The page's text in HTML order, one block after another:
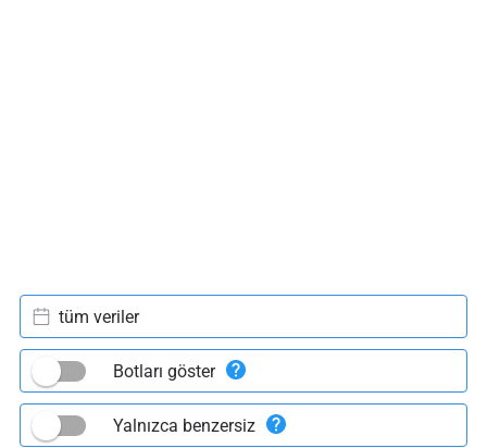
tüm veriler
Botları göster
Yalnızca benzersiz